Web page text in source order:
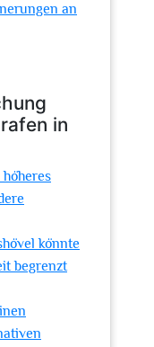
an
in
könnte
begrenzt